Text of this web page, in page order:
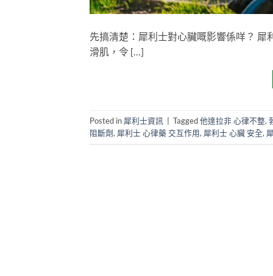
先搞清楚：犀利士對心臟嘅影響係咩？
滑肌，令 […]
Posted in 犀利士資訊 Tagged他達拉非 心律不整,
阻斷劑, 犀利士 心律藥 交互作用, 犀利士 心臟 安全,